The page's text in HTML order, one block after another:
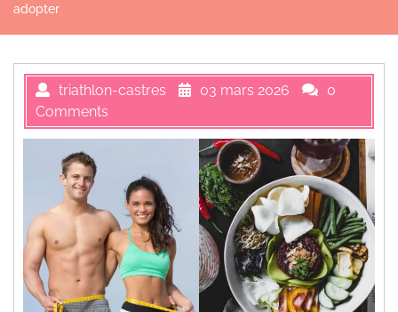
adopter
triathlon-castres 03 mars 2026
0
Comments